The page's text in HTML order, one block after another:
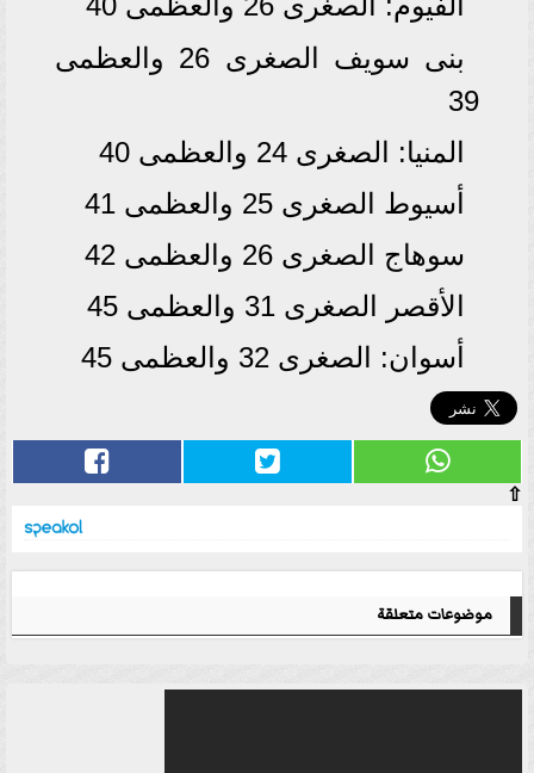
بنى سويف الصغرى 26 والعظمى
39
المنيا: الصغرى 24 والعظمى 40
أسيوط الصغرى 25 والعظمى 41
سوهاج الصغرى 26 والعظمى 42
الأقصر الصغرى 31 والعظمى 45
أسوان: الصغرى 32 والعظمى 45
⇧
موضوعات متعلقة